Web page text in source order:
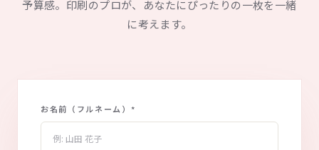
予算感。印刷のプロが、あなたにぴったりの一枚を一緒
に考えます。
お名前（フルネーム） *